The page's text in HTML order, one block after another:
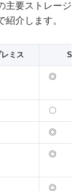
主要ストレージ
介します。
ミス
◎
〇
◎
◎
◎